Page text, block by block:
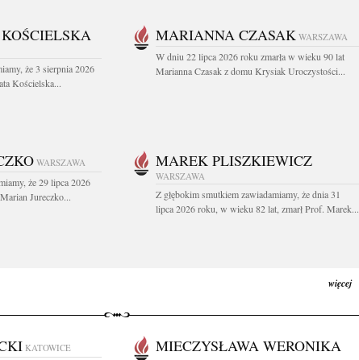
że 3 sierpnia 2026
Kościelska...
MARIANNA CZASAK WARSZAWA
W dniu 22 lipca 2026 roku zmarła w wieku 90 lat
Marianna Czasak z domu Krysiak Uroczystości...
WARSZAWA
że 29 lipca 2026
Jureczko...
MAREK PLISZKIEWICZ
WARSZAWA
Z głębokim smutkiem zawiadamiamy, że dnia 31
lipca 2026 roku, w wieku 82 lat, zmarł Prof. Marek...
więcej
KATOWICE
MIECZYSŁAWA WERONIKA